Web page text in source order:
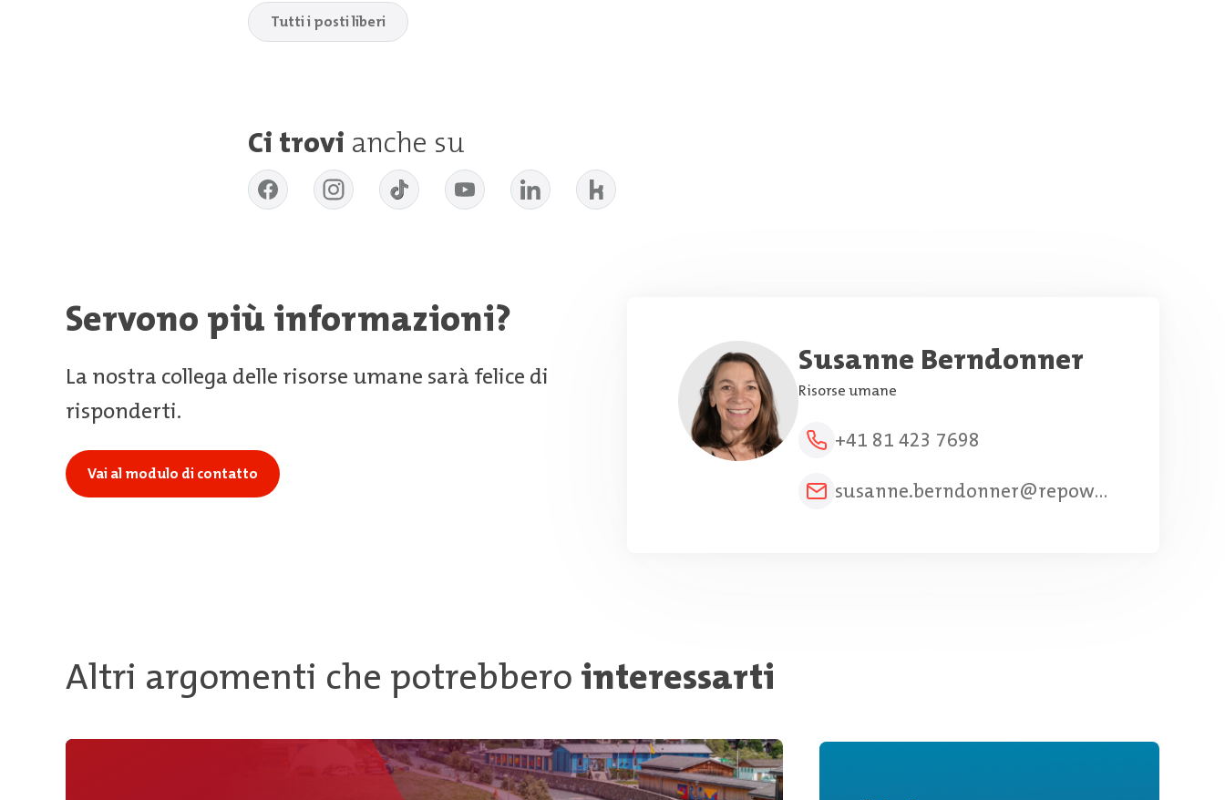
Tutti i posti liberi
Ci trovi anche su
Servono più informazioni?
La nostra collega delle risorse umane sarà felice di
risponderti.
Vai al modulo di contatto
Susanne Berndonner
Risorse umane
+41 81 423 7698
susanne.berndonner@repower.com
Altri argomenti che potrebbero interessarti